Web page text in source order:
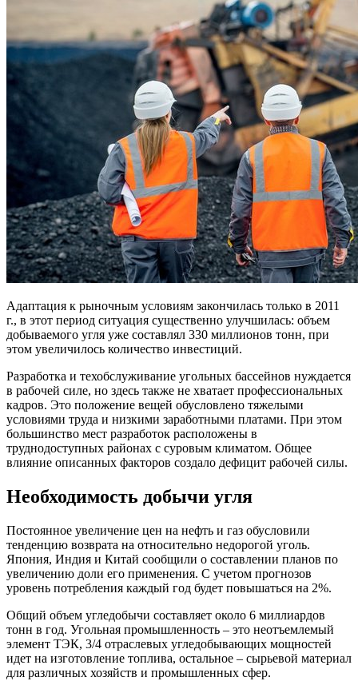
Адаптация к рыночным условиям закончилась только в 2011
г., в этот период ситуация существенно улучшилась: объем
добываемого угля уже составлял 330 миллионов тонн, при
этом увеличилось количество инвестиций.
Разработка и техобслуживание угольных бассейнов нуждается
в рабочей силе, но здесь также не хватает профессиональных
кадров. Это положение вещей обусловлено тяжелыми
условиями труда и низкими заработными платами. При этом
большинство мест разработок расположены в
труднодоступных районах с суровым климатом. Общее
влияние описанных факторов создало дефицит рабочей силы.
Необходимость добычи угля
Постоянное увеличение цен на нефть и газ обусловили
тенденцию возврата на относительно недорогой уголь.
Япония, Индия и Китай сообщили о составлении планов по
увеличению доли его применения. С учетом прогнозов
уровень потребления каждый год будет повышаться на 2%.
Общий объем угледобычи составляет около 6 миллиардов
тонн в год. Угольная промышленность – это неотъемлемый
элемент ТЭК, 3/4 отраслевых угледобывающих мощностей
идет на изготовление топлива, остальное – сырьевой материал
для различных хозяйств и промышленных сфер.